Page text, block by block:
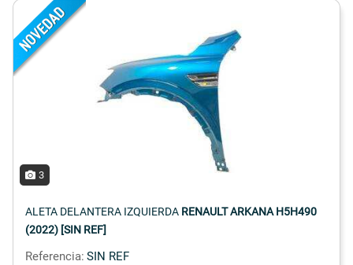
3
ALETA DELANTERA IZQUIERDA RENAULT ARKANA H5H490
(2022) [SIN REF]
Referencia: SIN REF